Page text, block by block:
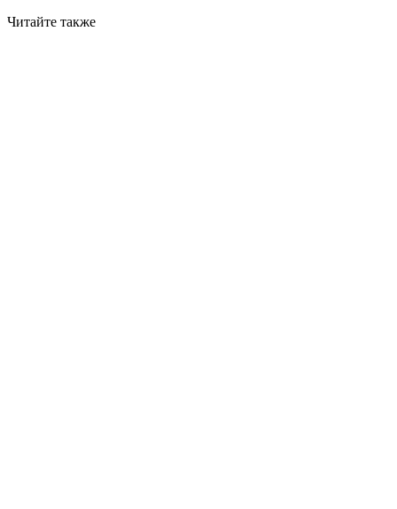
Читайте также